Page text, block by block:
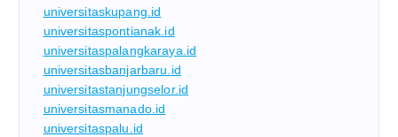
universitaskupang.id
universitaspontianak.id
universitaspalangkaraya.id
universitasbanjarbaru.id
universitastanjungselor.id
universitasmanado.id
universitaspalu.id